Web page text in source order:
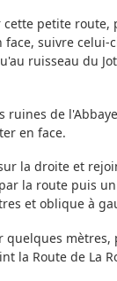
petite
suivre
ruisseau du
ruines de
en face.
la droite et
la route puis
et oblique à
la Route de La